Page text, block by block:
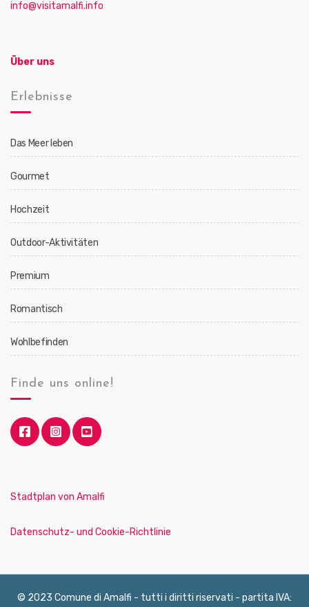
info@visitamalfi.info
Über uns
Erlebnisse
Das Meer leben
Gourmet
Hochzeit
Outdoor-Aktivitäten
Premium
Romantisch
Wohlbefinden
Finde uns online!
Stadtplan von Amalfi
Datenschutz- und Cookie-Richtlinie
© 2023 Comune di Amalfi - tutti i diritti riservati - partita IVA: